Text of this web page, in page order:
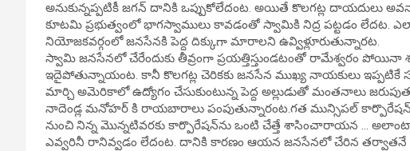
అనుకున్నప్పటికీ జగన్ దానికి ఒప్పుకోలేదంట. అయితే కొలగట్ల దాయదులు
కూటమి ప్రభుత్వంలో భాగస్వాములు కావడంతో స్వామికి నిద్ర పట్టడం లేదట.
నియోజకవర్గంలో జనసేనకి పెద్ద దిక్కుగా మారాలని ఉవ్విళ్లూరుతున్నారట.
స్వామి జనసేనలో చేరేందుకు తీవ్రంగా ప్రయత్తిస్తుండటంతో రామేశ్వరం
ఇదైపోతున్నాయంట. కానీ కొలగట్ల చెరికకు జనసేన ముఖ్య నాయకులు
మార్చి అమెరికాలో ఉద్యోగం చేసుకుంటున్న పెద్ద అల్లుడుతో మంతనాలు
నాదెండ్ల మనోహర్ కి రాయబారాలు పంపుతున్నారంట.గత మున్సిపల్ కార్పొరేషన్
నుంచి నిన్న మొన్నటివరకు కార్పొరేషన్‌ను ఒంటి చేత్తే శాసించారాయన …
ఎవ్వరినీ రానివ్వడం లేదంట. దానికి కారణం ఆయన జనసేనలో చేరిన తర్వాతనే